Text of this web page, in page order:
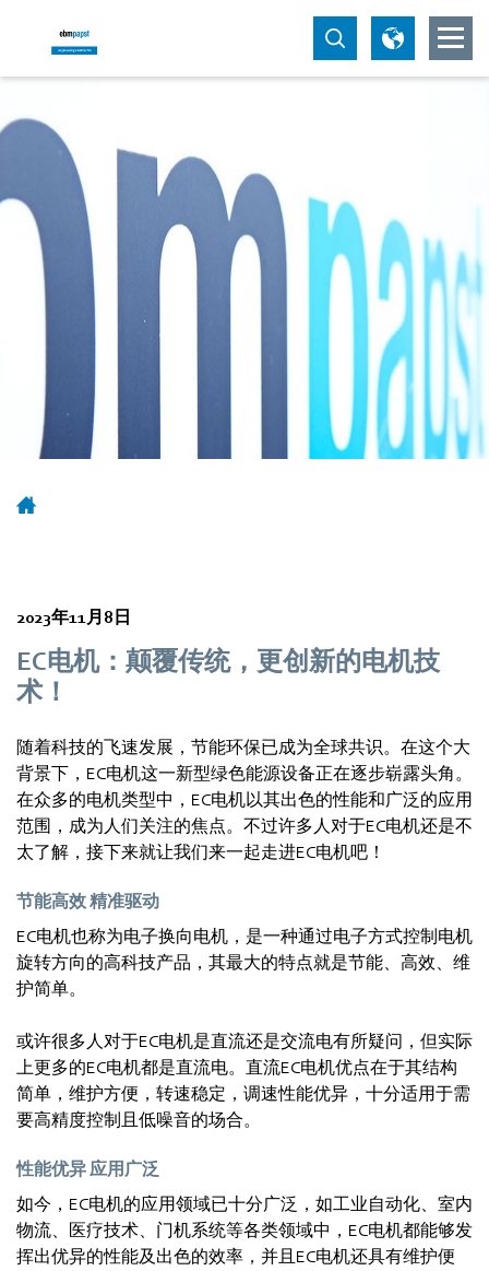
2023年11月8日
EC电机：颠覆传统，更创新的电机技
术！
随着科技的飞速发展，节能环保已成为全球共识。在这个大
背景下，EC电机这一新型绿色能源设备正在逐步崭露头角。
在众多的电机类型中，EC电机以其出色的性能和广泛的应用
范围，成为人们关注的焦点。不过许多人对于EC电机还是不
太了解，接下来就让我们来一起走进EC电机吧！
节能高效 精准驱动
EC电机也称为电子换向电机，是一种通过电子方式控制电机
旋转方向的高科技产品，其最大的特点就是节能、高效、维
护简单。
或许很多人对于EC电机是直流还是交流电有所疑问，但实际
上更多的EC电机都是直流电。直流EC电机优点在于其结构
简单，维护方便，转速稳定，调速性能优异，十分适用于需
要高精度控制且低噪音的场合。
性能优异 应用广泛
如今，EC电机的应用领域已十分广泛，如工业自动化、室内
物流、医疗技术、门机系统等各类领域中，EC电机都能够发
挥出优异的性能及出色的效率，并且EC电机还具有维护便